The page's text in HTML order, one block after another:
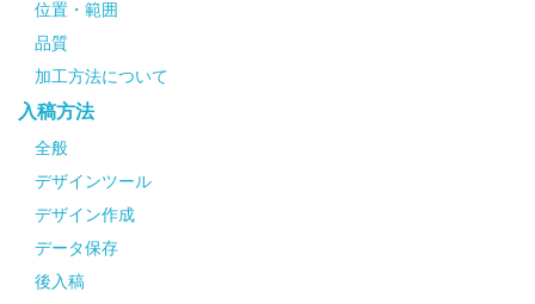
位置・範囲
品質
加工方法について
入稿方法
全般
デザインツール
デザイン作成
データ保存
後入稿